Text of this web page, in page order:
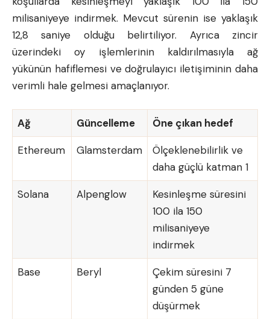
milisaniyeye indirmek. Mevcut sürenin ise yaklaşık
12,8 saniye olduğu belirtiliyor. Ayrıca zincir
üzerindeki oy işlemlerinin kaldırılmasıyla ağ
yükünün hafiflemesi ve doğrulayıcı iletişiminin daha
verimli hale gelmesi amaçlanıyor.
Ağ Güncelleme Öne çıkan hedef
Ethereum Glamsterdam
Ölçeklenebilirlik ve
daha güçlü katman 1
Solana Alpenglow
Kesinleşme süresini
100 ila 150
milisaniyeye
indirmek
Base Beryl
Çekim süresini 7
günden 5 güne
düşürmek